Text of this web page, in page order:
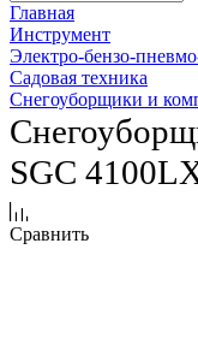
Главная
Инструмент
Электро-бензо-
Садовая техника
Снегоуборщики и
SGC
Сравнить